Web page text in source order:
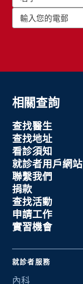
相關查詢
查找醫生
查找地址
看診須知
就診者用戶網站
聯繫我們
捐款
查找活動
申請工作
實習機會
就診者服務
內科